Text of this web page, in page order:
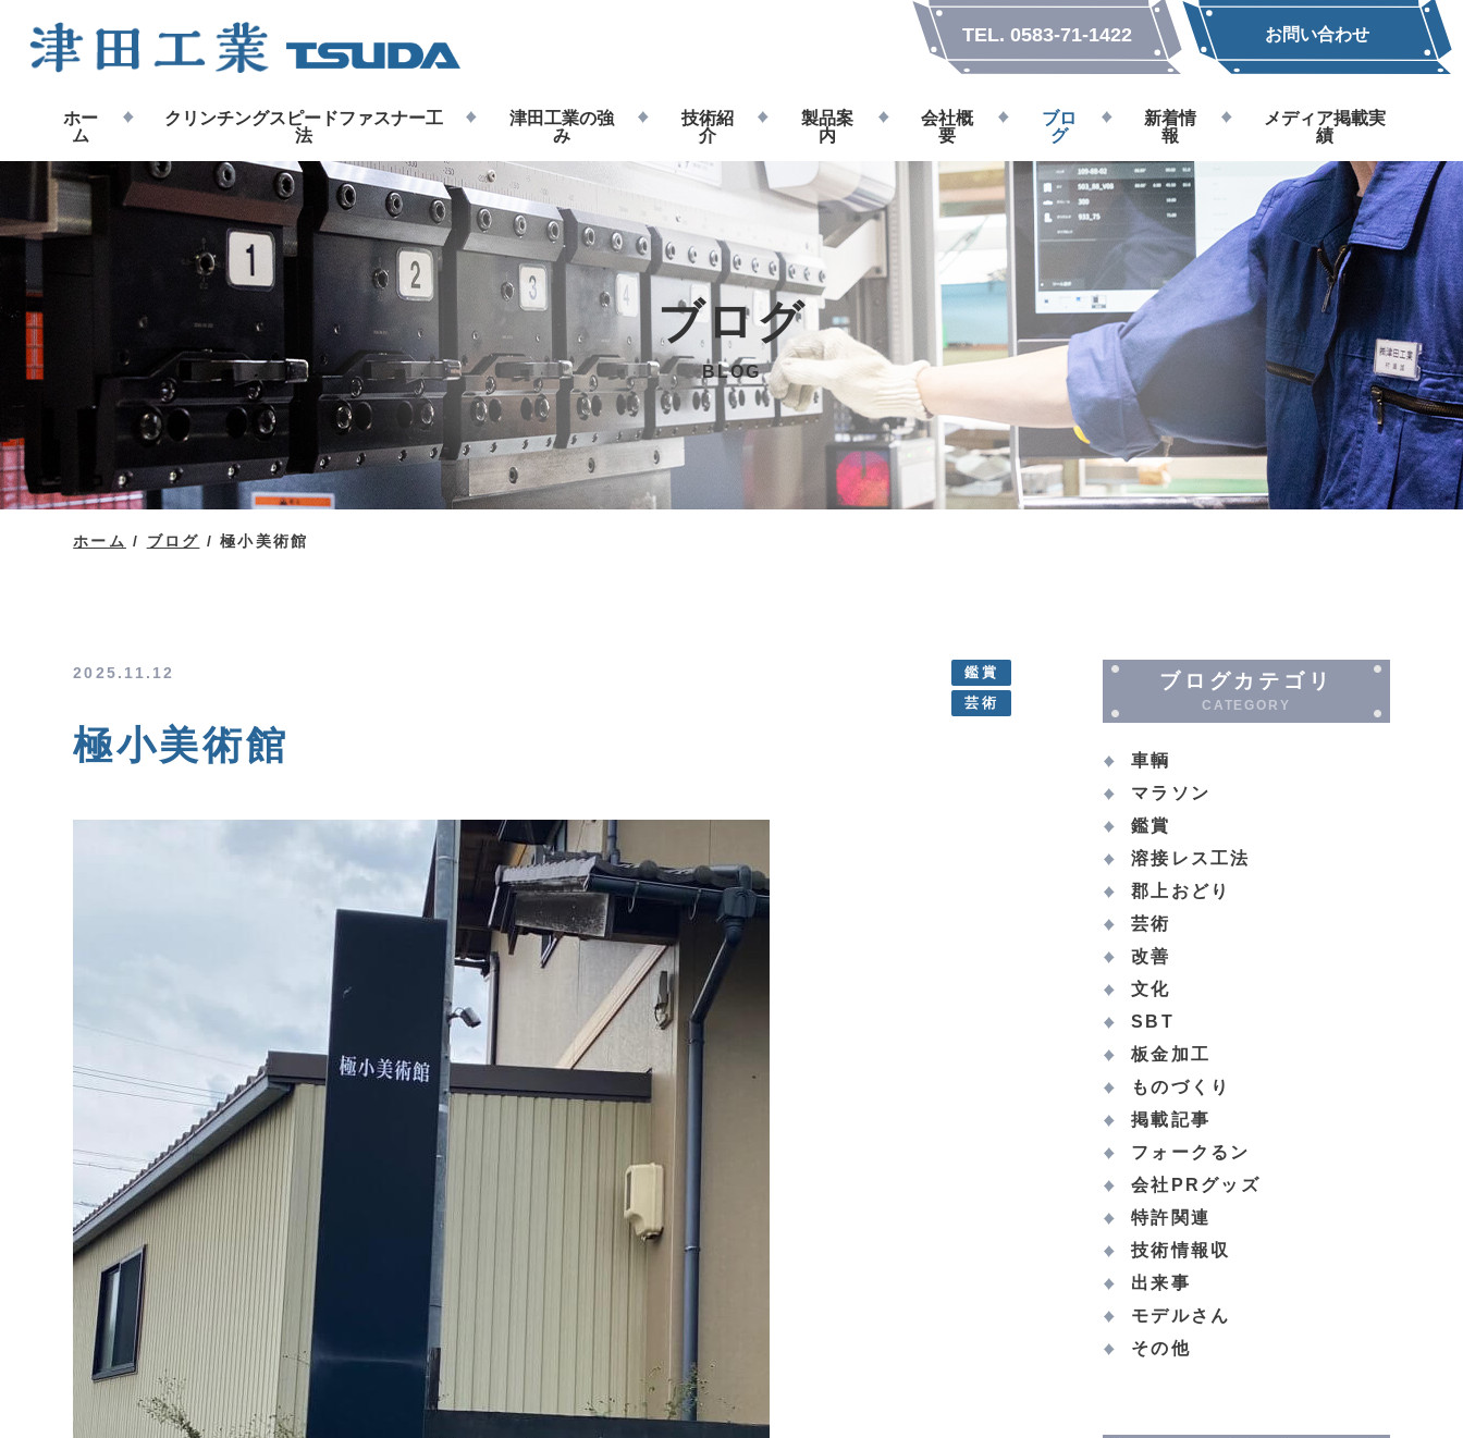
ホー
ム
クリンチングスピードファスナー工
法
津田工業の強
み
技術紹
介
製品案
内
会社概
要
ブロ
グ
新着情
報
メディア掲載実
績
TEL. 0583-71-1422 お問い合わせ
ブログ
BLOG
ホーム / ブログ /極小美術館
2025.11.12
鑑賞
芸術
極小美術館
ブログカテゴリ
CATEGORY
車輌
マラソン
鑑賞
溶接レス工法
郡上おどり
芸術
改善
文化
SBT
板金加工
ものづくり
掲載記事
フォークるン
会社PRグッズ
特許関連
技術情報収
出来事
モデルさん
その他